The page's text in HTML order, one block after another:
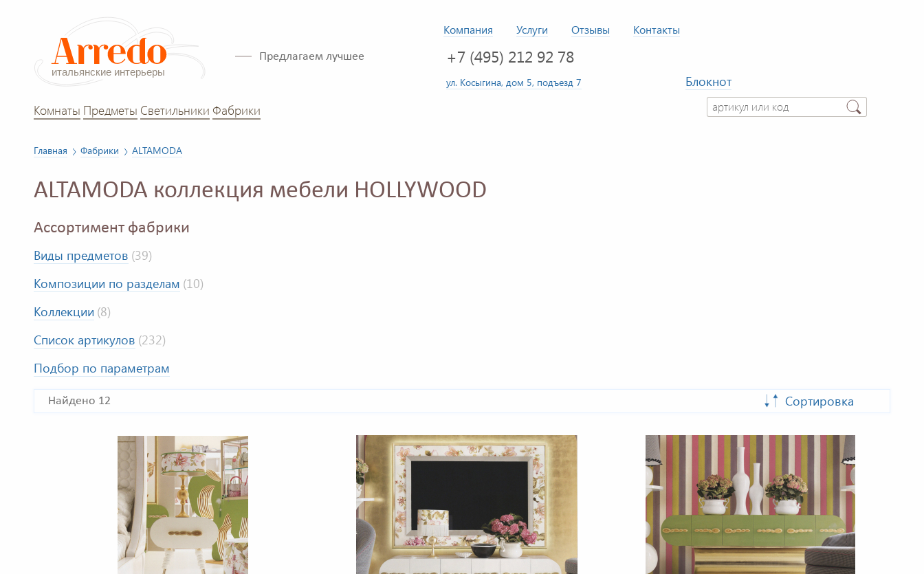
Компания Услуги Отзывы Контакты
Предлагаем лучшее +7 (495) 212 92 78
ул. Косыгина, дом 5, подъезд 7
Блокнот
Комнаты Предметы Светильники Фабрики
Главная Фабрики ALTAMODA
ALTAMODA коллекция мебели HOLLYWOOD
Ассортимент фабрики
Виды предметов (39)
Композиции по разделам (10)
Коллекции (8)
Список артикулов (232)
Подбор по параметрам
Найдено 12 Сортировка